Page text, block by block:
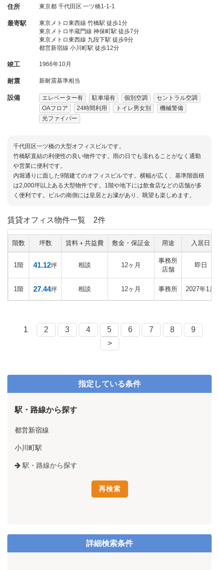
住所 東京都 千代田区 一ツ橋1-1-1
最寄駅
東京メトロ東西線 竹橋駅 徒歩1分
東京メトロ半蔵門線 神保町駅 徒歩7分
東京メトロ東西線 九段下駅 徒歩9分
都営新宿線 小川町駅 徒歩12分
竣工 1966年10月
耐震 新耐震基準相当
設備 エレベーター有 駐車場有 個別空調
セントラル空調
OAフロア
24時間利用 トイレ男女別
機械警備
光ファイバー
千代田区一ツ橋の大型オフィスビルです。
竹橋駅直結の利便性の良い物件です。雨の日でも濡れることがなく通勤
や営業に便利です。
内堀通りに面した9階建てのオフィスビルです。横幅が広く、基準階面積
は2,000坪以上ある大型物件です。1階や地下には飲食店などの店舗が多
く便利です。ビルの南側には皇居とお濠があり、眺望も楽しめます。
賃貸オフィス物件一覧 2件
階数 坪数 賃料＋共益費 敷金・保証金 用途 入居日
1階 41.12坪 相談 12ヶ月
事務所
店舗
即日
1階 27.44坪 相談 12ヶ月 事務所 2027年1月
1 2 3 4 5 6 7 8
9
>
指定している条件
駅・路線から探す
都営新宿線
小川町駅
駅・路線から探す
詳細検索条件